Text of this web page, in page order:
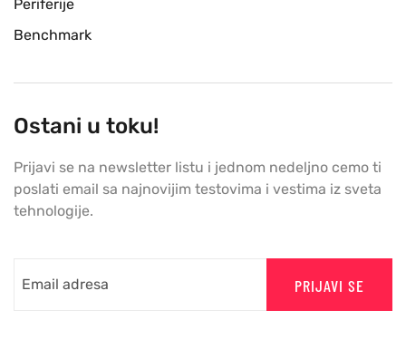
Periferije
Benchmark
Ostani u toku!
Prijavi se na newsletter listu i jednom nedeljno cemo ti
poslati email sa najnovijim testovima i vestima iz sveta
tehnologije.
PRIJAVI SE